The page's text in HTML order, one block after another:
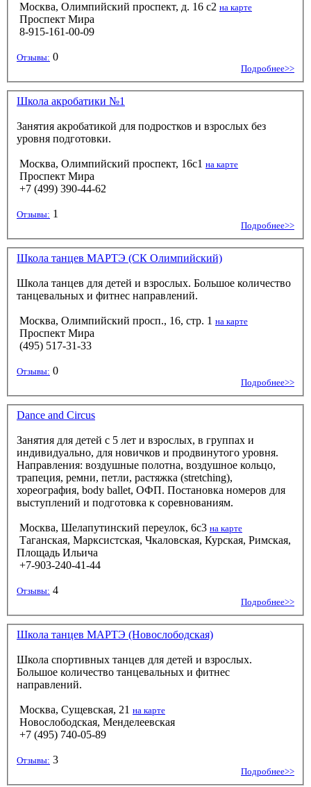
Москва, Олимпийский проспект, д. 16 с2 на карте
Проспект Мира
8-915-161-00-09
Отзывы: 0
Подробнее>>
Школа акробатики №1
Занятия акробатикой для подростков и взрослых без
уровня подготовки.
Москва, Олимпийский проспект, 16c1 на карте
Проспект Мира
+7 (499) 390-44-62
Отзывы: 1
Подробнее>>
Школа танцев МАРТЭ (СК Олимпийский)
Школа танцев для детей и взрослых. Большое количество
танцевальных и фитнес направлений.
Москва, Олимпийский просп., 16, стр. 1 на карте
Проспект Мира
(495) 517-31-33
Отзывы: 0
Подробнее>>
Dance and Circus
Занятия для детей с 5 лет и взрослых, в группах и
индивидуально, для новичков и продвинутого уровня.
Направления: воздушные полотна, воздушное кольцо,
трапеция, ремни, петли, растяжка (stretching),
хореография, body ballet, ОФП. Постановка номеров для
выступлений и подготовка к соревнованиям.
Москва, Шелапутинский переулок, 6с3 на карте
Таганская, Марксистская, Чкаловская, Курская, Римская,
Площадь Ильича
+7-903-240-41-44
Отзывы: 4
Подробнее>>
Школа танцев МАРТЭ (Новослободская)
Школа спортивных танцев для детей и взрослых.
Большое количество танцевальных и фитнес
направлений.
Москва, Сущевская, 21 на карте
Новослободская, Менделеевская
+7 (495) 740-05-89
Отзывы: 3
Подробнее>>